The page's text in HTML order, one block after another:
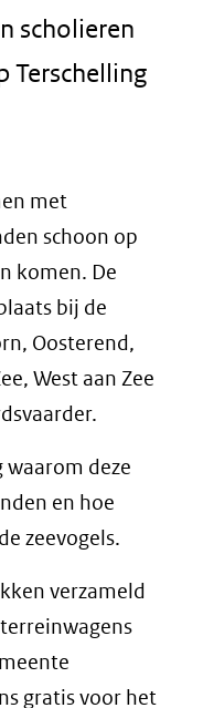
scholieren
Terschelling
met
schoon op
komen. De
bij de
Oosterend,
West aan Zee
deze
en hoe
zeevogels.
verzameld
gratis voor het